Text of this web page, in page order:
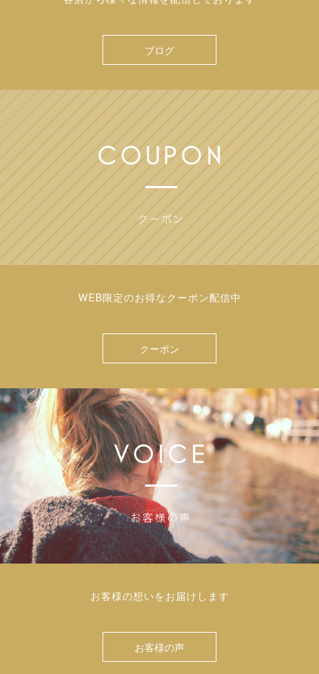
ブログ
WEB限定のお得なクーポン配信中
クーポン
お客様の想いをお届けします
お客様の声